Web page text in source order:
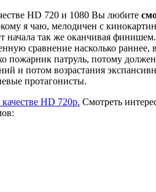
HD 720 и 1080 Вы любите
я чаю, мелодичен с
начала так же оканчивая
сравнение насколько раннее,
пожарник патруль, потому
и потом возрастания
протагонисты.
HD 720p. Смотреть